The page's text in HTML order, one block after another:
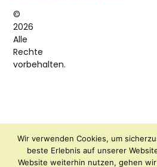
©
2026
Alle
Rechte
vorbehalten.
Wir verwenden Cookies, um
beste Erlebnis auf unserer
Website weiterhin nutzen, gehen